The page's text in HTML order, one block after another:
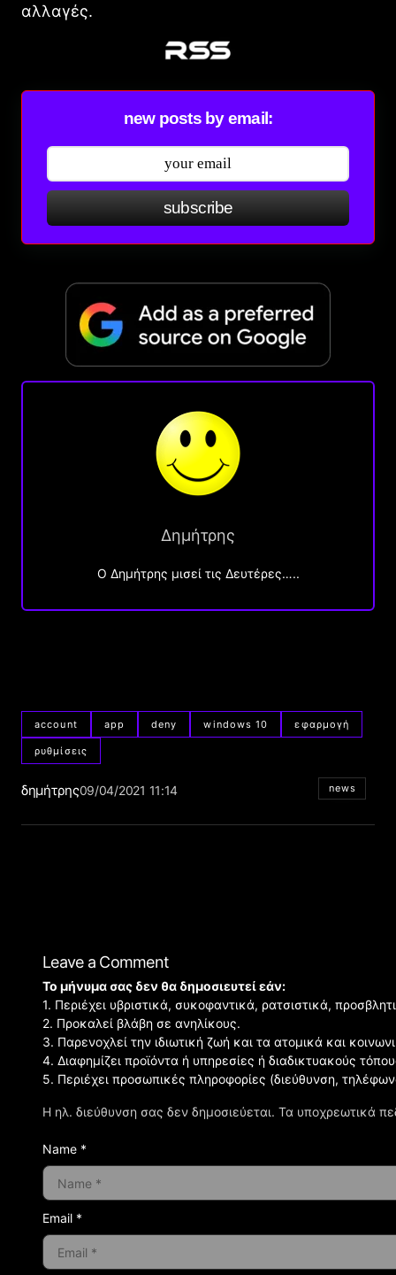
αλλαγές.
new posts by email:
subscribe
Δημήτρης
O Δημήτρης μισεί τις Δευτέρες…..
account app deny windows 10 εφαρμογή
ρυθμίσεις
δημήτρης09/04/2021 11:14 news
Leave a Comment
Η ηλ. διεύθυνση σας δεν δημοσιεύεται. Τα υποχρεωτικά
Το μήνυμα σας δεν θα δημοσιευτεί εάν:
1. Περιέχει υβριστικά, συκοφαντικά, ρατσιστικά,
2. Προκαλεί βλάβη σε ανηλίκους.
3. Παρενοχλεί την ιδιωτική ζωή και τα ατομικά και
4. Διαφημίζει προϊόντα ή υπηρεσίες ή διαδικτυακούς
5. Περιέχει προσωπικές πληροφορίες (διεύθυνση,
Name *
Email *